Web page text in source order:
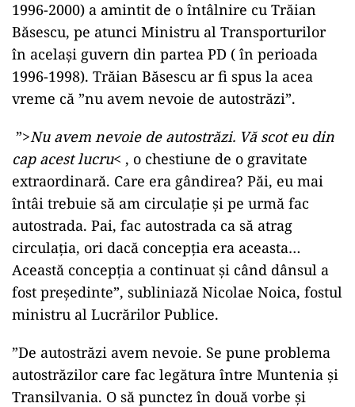
1996-2000) a amintit de o întâlnire cu Trăian
Băsescu, pe atunci Ministru al Transporturilor
în același guvern din partea PD ( în perioada
1996-1998). Trăian Băsescu ar fi spus la acea
vreme că ”nu avem nevoie de autostrăzi”.
”>Nu avem nevoie de autostrăzi. Vă scot eu din
cap acest lucru< , o chestiune de o gravitate
extraordinară. Care era gândirea? Păi, eu mai
întâi trebuie să am circulație și pe urmă fac
autostrada. Pai, fac autostrada ca să atrag
circulația, ori dacă concepția era aceasta…
Această concepția a continuat și când dânsul a
fost președinte”, subliniază Nicolae Noica, fostul
ministru al Lucrărilor Publice.
”De autostrăzi avem nevoie. Se pune problema
autostrăzilor care fac legătura între Muntenia și
Transilvania. O să punctez în două vorbe și